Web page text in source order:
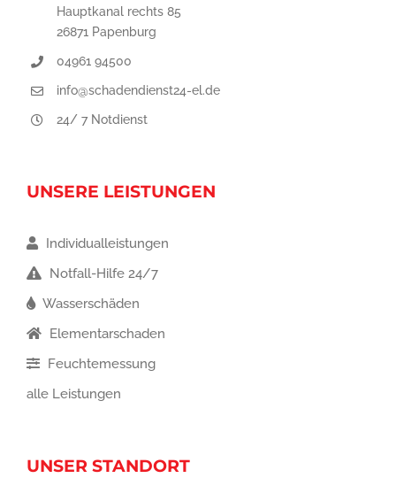
Hauptkanal rechts 85
26871 Papenburg
04961 94500
info@schadendienst24-el.de
24/ 7 Notdienst
UNSERE LEISTUNGEN
Individualleistungen
Notfall-Hilfe 24/7
Wasserschäden
Elementarschaden
Feuchtemessung
alle Leistungen
UNSER STANDORT